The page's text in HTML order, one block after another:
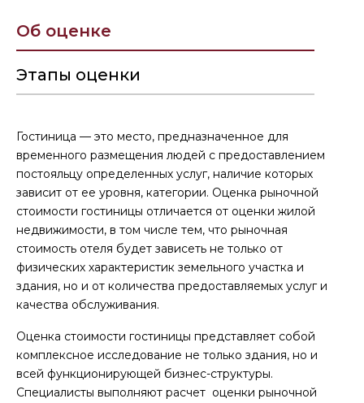
Об оценке
Этапы оценки
Гостиница — это место, предназначенное для
временного размещения людей с предоставлением
постояльцу определенных услуг, наличие которых
зависит от ее уровня, категории. Оценка рыночной
стоимости гостиницы отличается от оценки жилой
недвижимости, в том числе тем, что рыночная
стоимость отеля будет зависеть не только от
физических характеристик земельного участка и
здания, но и от количества предоставляемых услуг и
качества обслуживания.
Оценка стоимости гостиницы представляет собой
комплексное исследование не только здания, но и
всей функционирующей бизнес-структуры.
Специалисты выполняют расчет оценки рыночной